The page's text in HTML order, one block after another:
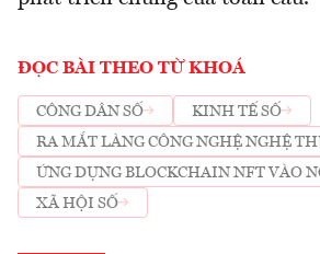
ĐỌC BÀI THEO TỪ KHOÁ
CÔNG DÂN SỐ
KINH TẾ SỐ
RA MẮT LÀNG CÔNG NGHỆ NGHỆ
TECH ART
ỨNG DỤNG BLOCKCHAIN NFT VÀO
XÃ HỘI SỐ